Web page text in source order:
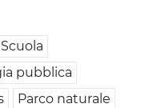
Scuola
pubblica
Parco naturale